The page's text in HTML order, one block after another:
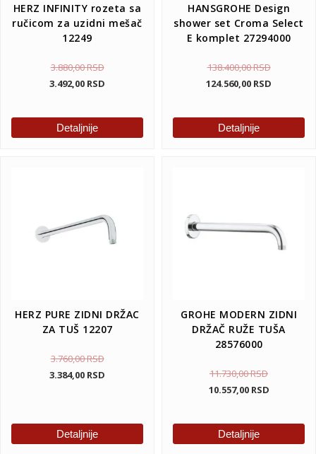
HERZ INFINITY rozeta sa
ručicom za uzidni mešač
12249
3.880,00RSD
3.492,00 RSD
Detaljnije
HANSGROHE Design
shower set Croma Select
E komplet 27294000
138.400,00RSD
124.560,00 RSD
Detaljnije
HERZ PURE ZIDNI DRŽAC
ZA TUŠ 12207
3.760,00RSD
3.384,00 RSD
Detaljnije
GROHE MODERN ZIDNI
DRŽAČ RUŽE TUŠA
28576000
11.730,00RSD
10.557,00 RSD
Detaljnije